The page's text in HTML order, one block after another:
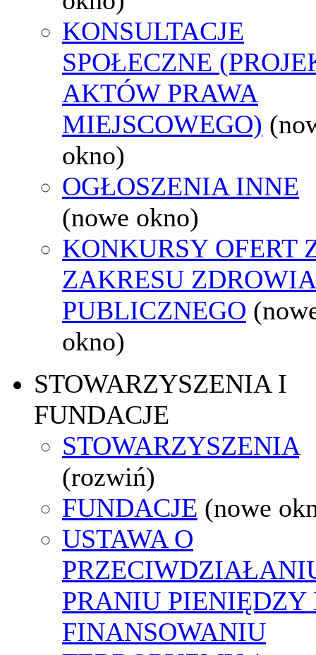
KONSULTACJE
SPOŁECZNE
AKTÓW PRAWA
MIEJSCOWEGO)
okno)
OGŁOSZENIA INNE
(nowe okno)
KONKURSY OFERT
ZAKRESU ZDROWIA
PUBLICZNEGO
okno)
STOWARZYSZENIA I
FUNDACJE
STOWARZYSZENIA
(rozwiń)
FUNDACJE (nowe
USTAWA O
PRANIU PIENIĘDZY
FINANSOWANIU